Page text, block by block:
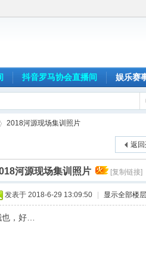
抖音罗马协会直播间 娱乐赛
2018河源现场集训照片
返
河源现场集训照片 [复制链接]
发表于 2018-6-29 13:09:50 显示全部楼层
也，好…